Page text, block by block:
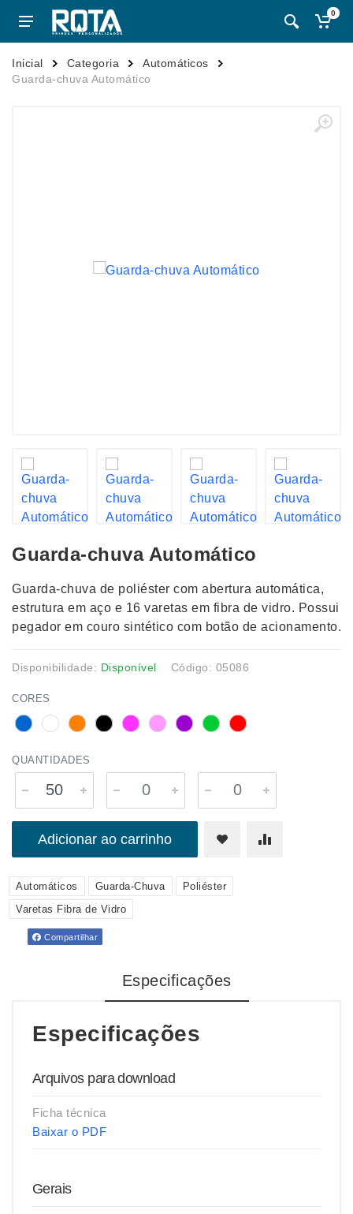
0
Inicial Categoria
Automáticos
Guarda-chuva Automático
Guarda-chuva Automático
Guarda-chuva de poliéster com abertura automática,
estrutura em aço e 16 varetas em fibra de vidro. Possui
pegador em couro sintético com botão de acionamento.
Disponibilidade: Disponível Código: 05086
CORES
QUANTIDADES
Adicionar ao carrinho
Automáticos Guarda-Chuva
Poliéster
Varetas Fibra de Vidro
Compartilhar
Especificações
Especificações
Arquivos para download
Ficha técnica
Baixar o PDF
Gerais